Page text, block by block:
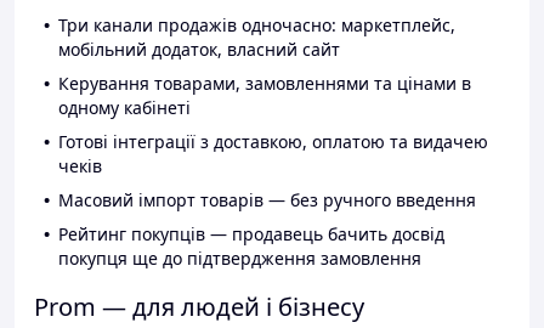
Три канали продажів одночасно: маркетплейс,
мобільний додаток, власний сайт
Керування товарами, замовленнями та цінами в
одному кабінеті
Готові інтеграції з доставкою, оплатою та видачею
чеків
Масовий імпорт товарів — без ручного введення
Рейтинг покупців — продавець бачить досвід
покупця ще до підтвердження замовлення
Prom — для людей і бізнесу